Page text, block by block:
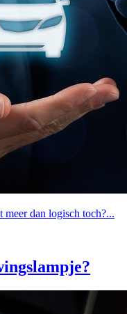
meer dan logisch toch?...